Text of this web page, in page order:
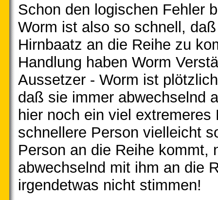
Schon den logischen Fehler
Worm ist also so schnell,
Hirnbaatz an die Reihe zu
Handlung haben Worm
Aussetzer - Worm ist
daß sie immer abwechselnd
hier noch ein viel
schnellere Person vielleicht
Person an die Reihe kommt,
abwechselnd mit ihm an die
irgendetwas nicht stimmen!